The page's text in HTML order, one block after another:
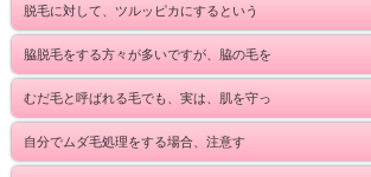
脱毛に対して、ツルッピカにするという
脇脱毛をする方々が多いですが、脇の毛を
むだ毛と呼ばれる毛でも、実は、肌を守っ
自分でムダ毛処理をする場合、注意す